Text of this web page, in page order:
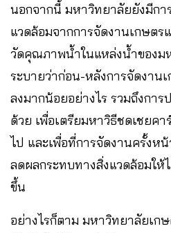
นอกจากนี้ มหาวิทยาลัยยังมีกา
แวดล้อมจากการจัดงานเกษต
วัดคุณภาพน้ำในแหล่งน้ำของม
ระบายว่าก่อน-หลังการจัดงา
ลงมากน้อยอย่างไร รวมถึงกา
ด้วย เพื่อเตรียมหาวิธีชดเชยค
ไป และเพื่อที่การจัดงานครั้งห
ลดผลกระทบทางสิ่งแวดล้อมใ
ขึ้น
อย่างไรก็ตาม มหาวิทยาลัยเก